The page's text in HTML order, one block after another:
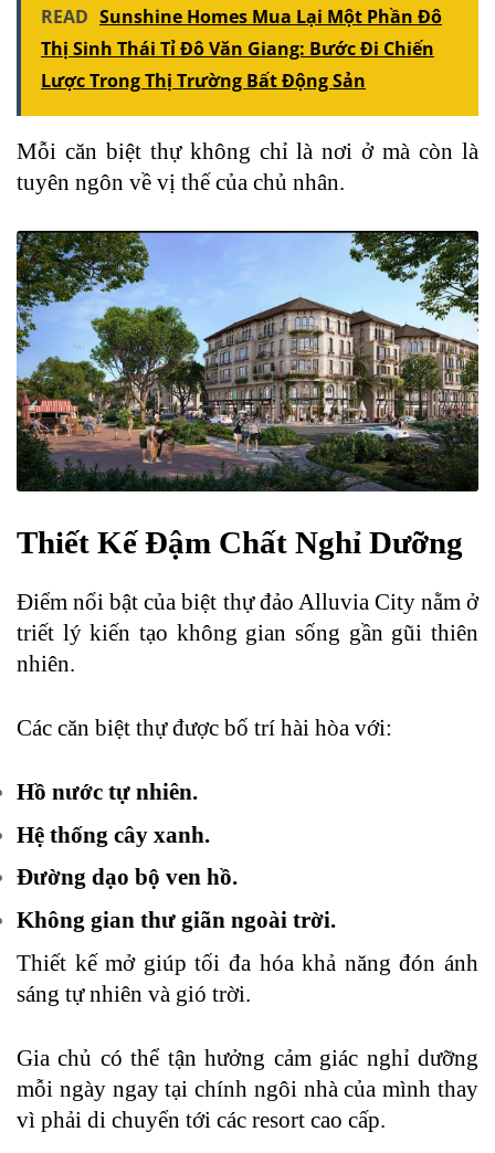
READ Sunshine Homes Mua Lại Một Phần Đô
Thị Sinh Thái Tỉ Đô Văn Giang: Bước Đi Chiến
Lược Trong Thị Trường Bất Động Sản
Mỗi căn biệt thự không chỉ là nơi ở mà còn là
tuyên ngôn về vị thế của chủ nhân.
Thiết Kế Đậm Chất Nghỉ Dưỡng
Điểm nổi bật của biệt thự đảo Alluvia City nằm ở
triết lý kiến tạo không gian sống gần gũi thiên
nhiên.
Các căn biệt thự được bố trí hài hòa với:
Hồ nước tự nhiên.
Hệ thống cây xanh.
Đường dạo bộ ven hồ.
Không gian thư giãn ngoài trời.
Thiết kế mở giúp tối đa hóa khả năng đón ánh
sáng tự nhiên và gió trời.
Gia chủ có thể tận hưởng cảm giác nghỉ dưỡng
mỗi ngày ngay tại chính ngôi nhà của mình thay
vì phải di chuyển tới các resort cao cấp.